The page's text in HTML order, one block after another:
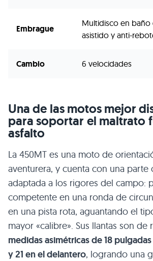
Embrague
Multidisco en baño
asistido y anti-
Cambio 6 velocidades
Una de las motos mejor
para soportar el maltrato
asfalto
La 450MT es una moto de
aventurera, y cuenta con una parte
adaptada a los rigores del campo:
competente en una ronda de
en una pista rota, aguantando el
mayor «calibre». Sus llantas son de
medidas asimétricas de 18
y 21 en el delantero, logrando una